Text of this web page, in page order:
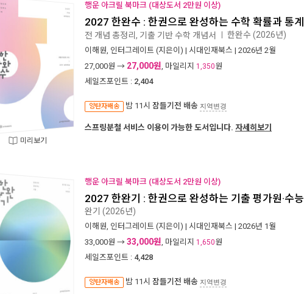
미리보기
행운 아크릴 북마크 (대상도서 2만원 이상)
2027 한완수 : 한권으로 완성하는 수학 확률과 통
전 개념 총정리, 기출 기반 수학 개념서 한완수 (2026년)
이해원, 인터그레이트 (지은이) | 시대인재북스 | 2026년 2월
27,000원 → 27,000원, 마일리지 1,350원
세일즈포인트 : 2,404
양탄자배송 밤 11시 잠들기전 배송 지역변경
스프링분철 서비스 이용이 가능한 도서입니다. 자세히보기
행운 아크릴 북마크 (대상도서 2만원 이상)
2027 한완기 : 한권으로 완성하는 기출 평가원·수
완기 (2026년)
이해원, 인터그레이트 (지은이) | 시대인재북스 | 2026년 1월
33,000원 → 33,000원, 마일리지 1,650원
세일즈포인트 : 4,428
양탄자배송 밤 11시 잠들기전 배송 지역변경